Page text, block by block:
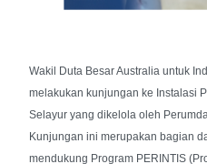
Wakil Duta Besar Australia untuk
melakukan kunjungan ke Instalasi
Selayur yang dikelola oleh
Kunjungan ini merupakan bagian
mendukung Program PERINTIS